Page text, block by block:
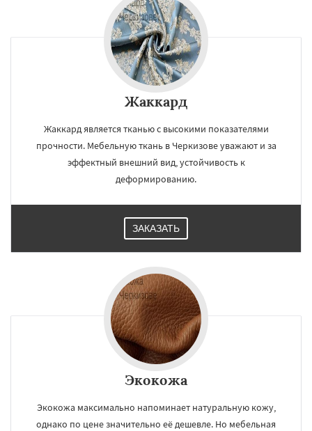
Жаккард
Жаккард является тканью с высокими показателями
прочности. Мебельную ткань в Черкизове уважают и за
эффектный внешний вид, устойчивость к
деформированию.
ЗАКАЗАТЬ
Экокожа
Экокожа максимально напоминает натуральную кожу,
однако по цене значительно её дешевле. Но мебельная